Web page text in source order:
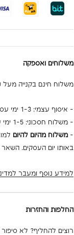
משלוחים ואספקה
משלוח חינם בקנייה מעל 699₪ בכל הזמנה!
- איסוף עצמי: 1-3 ימי עסקים אברהם בומה שביט 3, ראשון לציון (ללא עלות)
- משלוח חסכוני: 1-5 ימי עסקים לפתח הדלת (29₪)
- משלוח מהיום להיום
באותו יום העסקים. השאר
למידע נוסף ומעבר
החלפות והחזרות
רוצים להחליף? לא